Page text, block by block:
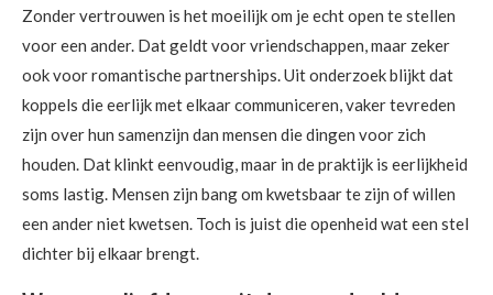
Zonder vertrouwen is het moeilijk om je echt open te stellen
voor een ander. Dat geldt voor vriendschappen, maar zeker
ook voor romantische partnerships. Uit onderzoek blijkt dat
koppels die eerlijk met elkaar communiceren, vaker tevreden
zijn over hun samenzijn dan mensen die dingen voor zich
houden. Dat klinkt eenvoudig, maar in de praktijk is eerlijkheid
soms lastig. Mensen zijn bang om kwetsbaar te zijn of willen
een ander niet kwetsen. Toch is juist die openheid wat een stel
dichter bij elkaar brengt.